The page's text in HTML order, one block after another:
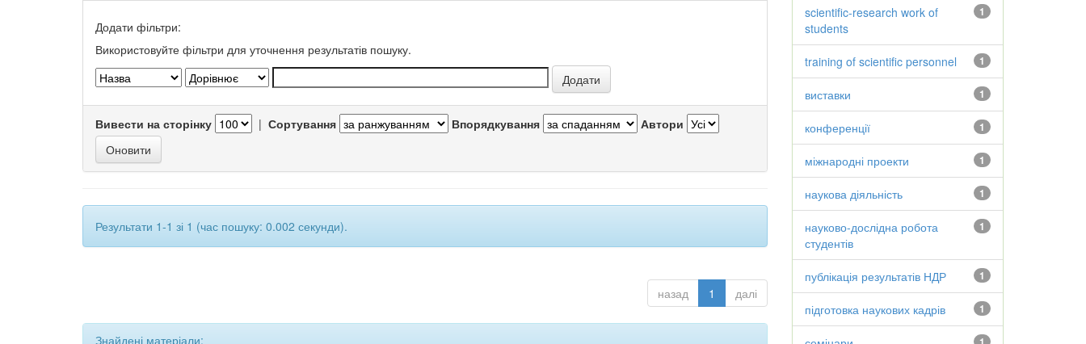
Додати фільтри:
Використовуйте фільтри для уточнення результатів пошуку.
Вивести на сторінку | Сортування Впорядкування Автори
Результати 1-1 зі 1 (час пошуку: 0.002 секунди).
назад 1 далі
Знайдені матеріали:
1
scientific-research work of
students
1
training of scientific personnel
1
виставки
1
конференції
1
міжнародні проекти
1
наукова діяльність
1
науково-дослідна робота
студентів
1
публікація результатів НДР
1
підготовка наукових кадрів